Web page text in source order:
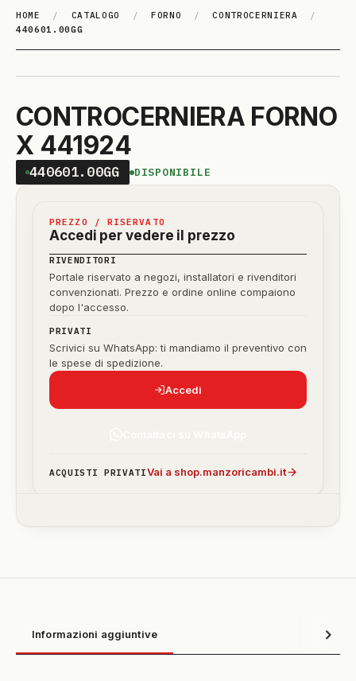
HOME / CATALOGO / FORNO / CONTROCERNIERA
/
440601.00GG
CONTROCERNIERA FORNO
X 441924
440601.00GG DISPONIBILE
PREZZO / RISERVATO
Accedi per vedere il prezzo
RIVENDITORI
Portale riservato a negozi, installatori e rivenditori
convenzionati. Prezzo e ordine online compaiono
dopo l'accesso.
PRIVATI
Scrivici su WhatsApp: ti mandiamo il preventivo con
le spese di spedizione.
Accedi
ACQUISTI PRIVATIVai a shop.manzoricambi.it
Informazioni aggiuntive